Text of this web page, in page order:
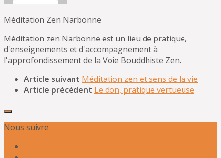
Méditation Zen Narbonne
Méditation zen Narbonne est un lieu de pratique,
d'enseignements et d'accompagnement à
l'approfondissement de la Voie Bouddhiste Zen.
Article suivant Méditation zen et sens de la vie
Article précédent Le don, pratique vertueuse
Nous suivre